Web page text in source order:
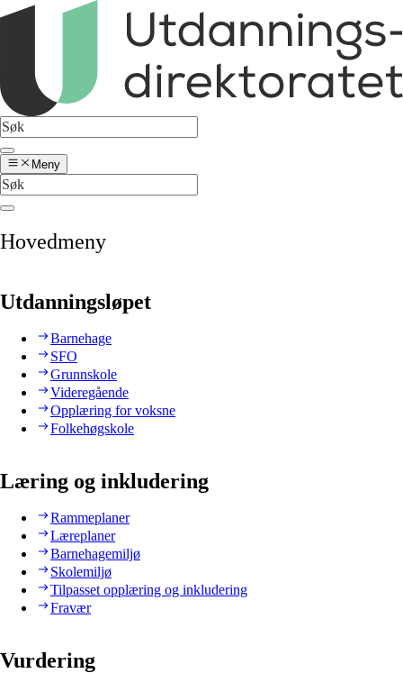
Meny
Hovedmeny
Utdanningsløpet
Barnehage
SFO
Grunnskole
Videregående
Opplæring for voksne
Folkehøgskole
Læring og inkludering
Rammeplaner
Læreplaner
Barnehagemiljø
Skolemiljø
Tilpasset opplæring og inkludering
Fravær
Vurdering